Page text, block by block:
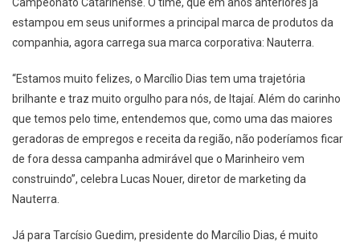
Campeonato Catarinense. O time, que em anos anteriores já
estampou em seus uniformes a principal marca de produtos da
companhia, agora carrega sua marca corporativa: Nauterra.
“Estamos muito felizes, o Marcílio Dias tem uma trajetória
brilhante e traz muito orgulho para nós, de Itajaí. Além do carinho
que temos pelo time, entendemos que, como uma das maiores
geradoras de empregos e receita da região, não poderíamos ficar
de fora dessa campanha admirável que o Marinheiro vem
construindo”, celebra Lucas Nouer, diretor de marketing da
Nauterra.
Já para Tarcísio Guedim, presidente do Marcílio Dias, é muito